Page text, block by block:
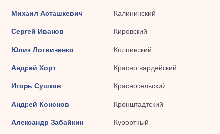
Михаил Асташкевич Калининский
Сергей Иванов Кировский
Юлия Логвиненко Колпинский
Андрей Хорт Красногвардейский
Игорь Сушков Красносельский
Андрей Кононов Кронштадтский
Александр Забайкин Курортный